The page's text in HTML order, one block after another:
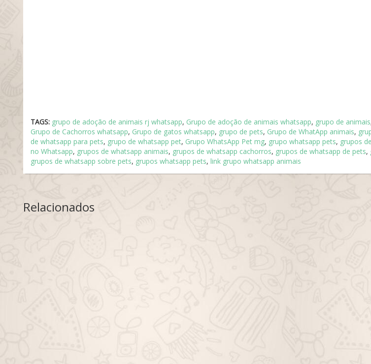
TAGS: grupo de adoção de animais rj whatsapp, Grupo de adoção de animais whatsapp, grupo de animais
Grupo de Cachorros whatsapp, Grupo de gatos whatsapp, grupo de pets, Grupo de WhatApp animais,
de whatsapp para pets, grupo de whatsapp pet, Grupo WhatsApp Pet mg, grupo whatsapp pets, grupos
no Whatsapp, grupos de whatsapp animais, grupos de whatsapp cachorros, grupos de whatsapp de pets,
grupos de whatsapp sobre pets, grupos whatsapp pets, link grupo whatsapp animais
Relacionados